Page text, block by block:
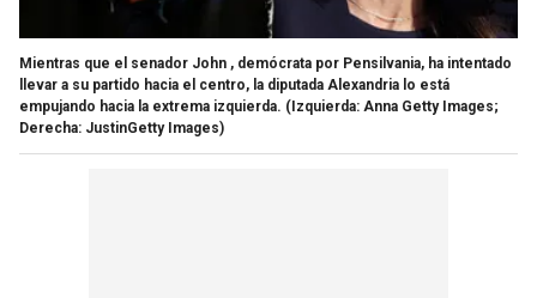
Mientras que el senador John , demócrata por Pensilvania, ha intentado
llevar a su partido hacia el centro, la diputada Alexandria lo está
empujando hacia la extrema izquierda. (Izquierda: Anna Getty Images;
Derecha: JustinGetty Images)